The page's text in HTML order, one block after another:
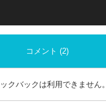
コメント (2)
クバックは利用できません。